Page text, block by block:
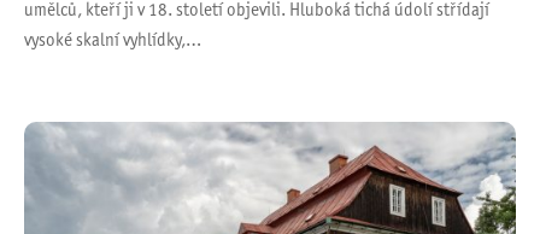
umělců, kteří ji v 18. století objevili. Hluboká tichá údolí střídají
vysoké skalní vyhlídky,…